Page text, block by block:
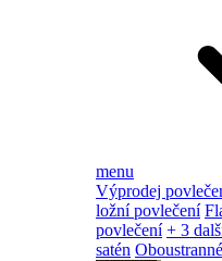
menu
Výprodej
ložní povlečení
povlečení + 3
satén